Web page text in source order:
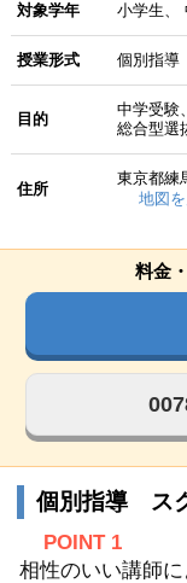
対象学年 小学生
授業形式 個別指導
目的
中学受験
総合型選
住所
東京都練
地図
料金
個別指導 ス
POINT 1
相性のいい講師